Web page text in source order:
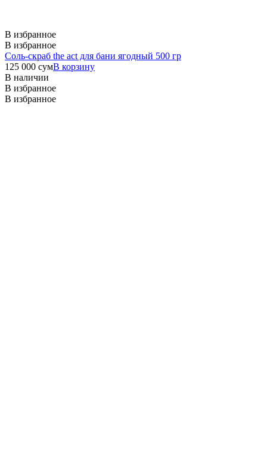
В избранное
В избранное
Соль-скраб the act для бани ягодный 500 гр
125 000 сумВ корзину
В наличии
В избранное
В избранное